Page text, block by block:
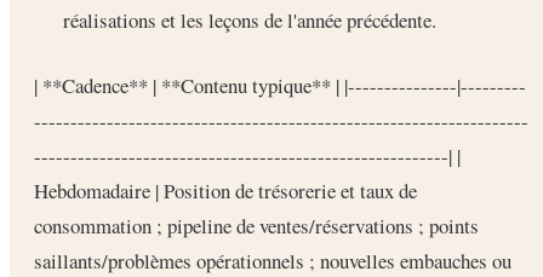
réalisations et les leçons de l'année précédente.
| **Cadence** | **Contenu typique** | |---------------|---------
--------------------------------------------------------------------
---------------------------------------------------------| |
Hebdomadaire | Position de trésorerie et taux de
consommation ; pipeline de ventes/réservations ; points
saillants/problèmes opérationnels ; nouvelles embauches ou